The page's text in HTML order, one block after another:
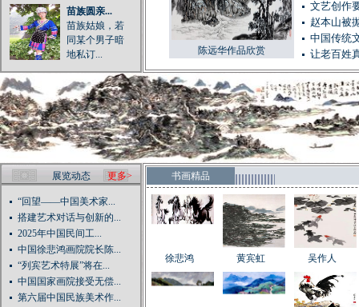
苗族圆亲...
苗族姑娘，若
同某个男子暗
地私订...
陈远华作品欣赏
文艺创作
赵本山被
中国传统
让老百姓
展览动态 更多>
“回望——中国美术家...
搭建艺术对话与创新的...
2025年中国民间工...
中国徐悲鸿画院院长陈...
“列宾艺术特展”将在...
中国国家画院接受无偿...
第六届中国民族美术作...
书画精品
徐悲鸿 黄宾虹 吴作人